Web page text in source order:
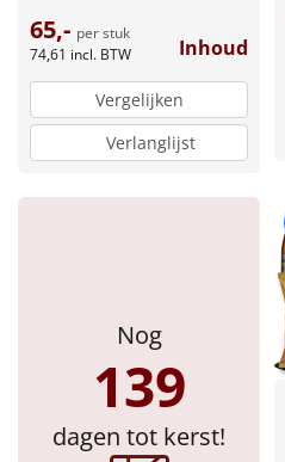
65,- per stuk
74,61 incl. BTW Inhoud
Vergelijken
Verlanglijst
Nog
139
dagen tot kerst!